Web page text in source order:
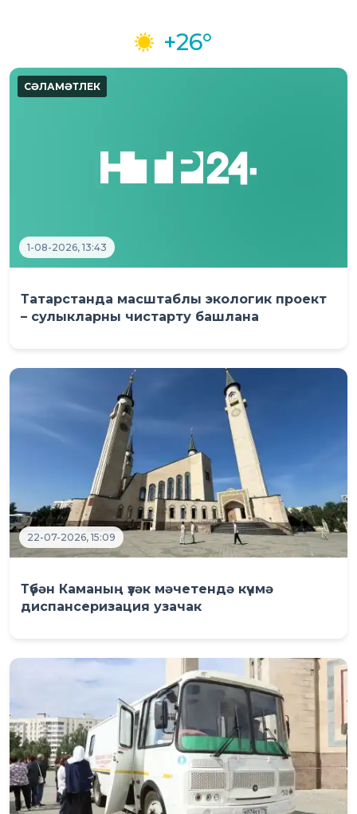
+26°
1-08-2026, 13:43
Татарстанда масштаблы экологик проект
– сулыкларны чистарту башлана
22-07-2026, 15:09
Түбән Каманың үзәк мәчетендә күчмә
диспансеризация узачак